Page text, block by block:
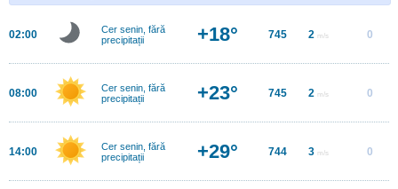
02:00
Cer senin, fără
precipitații
+18° 745 2 m/s 0
08:00
Cer senin, fără
precipitații
+23° 745 2 m/s 0
14:00
Cer senin, fără
precipitații
+29° 744 3 m/s 0